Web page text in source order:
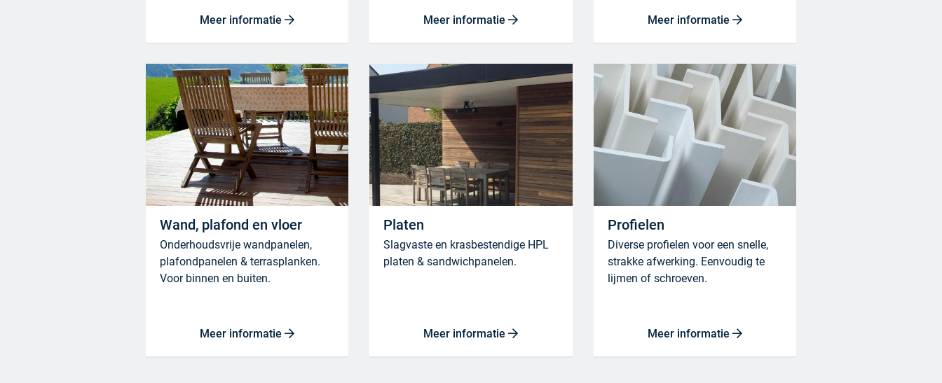
Meer informatie Meer informatie Meer informatie
Wand, plafond en vloer
Onderhoudsvrije wandpanelen,
plafondpanelen & terrasplanken.
Voor binnen en buiten.
Meer informatie
Platen
Slagvaste en krasbestendige HPL
platen & sandwichpanelen.
Meer informatie
Profielen
Diverse profielen voor een snelle,
strakke afwerking. Eenvoudig te
lijmen of schroeven.
Meer informatie